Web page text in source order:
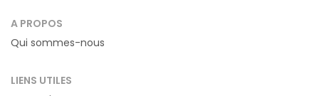
A PROPOS
Qui sommes-nous
LIENS UTILES